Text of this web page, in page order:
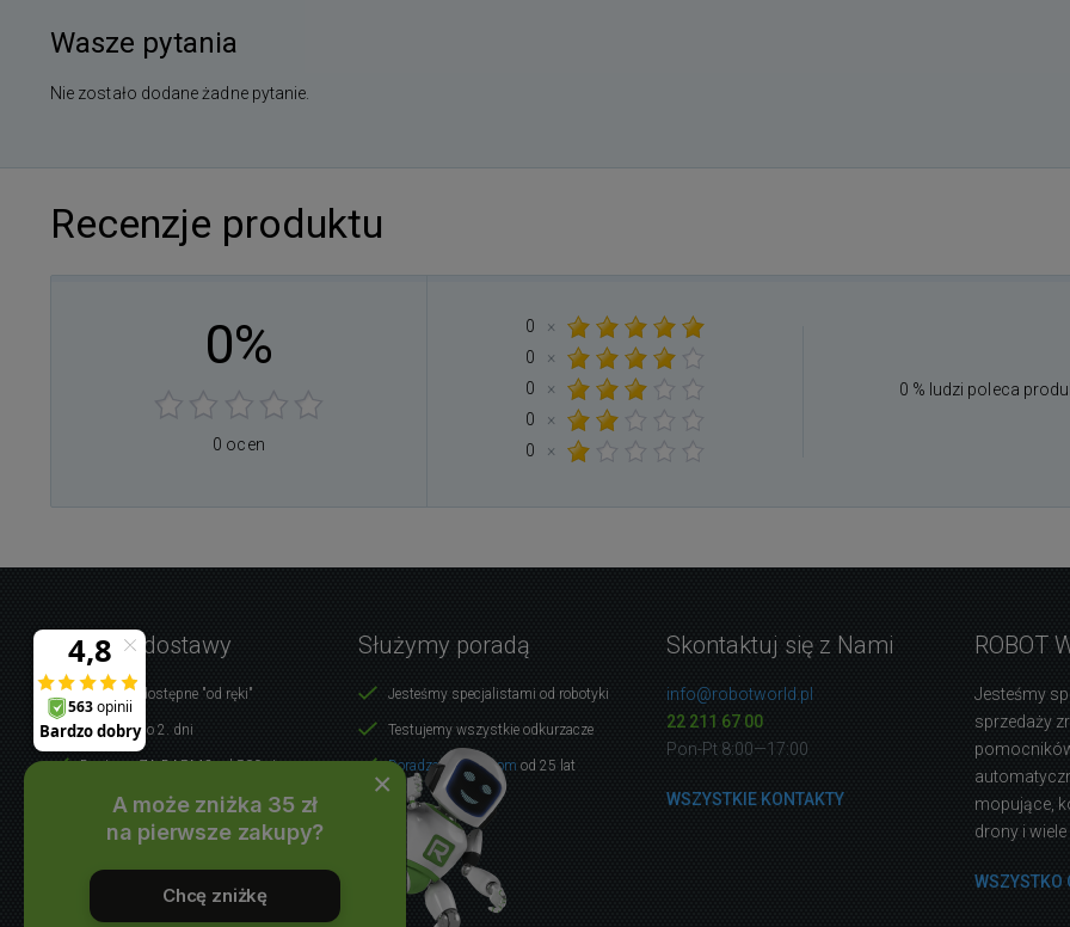
Wasze pytania
Nie zostało dodane żadne pytanie.
Recenzje produktu
0%
0 ocen
0
×
0
×
0
×
0
×
0
×
0 % ludzi poleca
Warunki dostawy
Produkty dostępne "od ręki"
Dostawa do 2. dni
Dostawa ZA DARMO od 500 zł
WSZYSTKO O ZAKUPACH
Służymy poradą
Jesteśmy specjalistami od robotyki
Testujemy wszystkie odkurzacze
Doradzamy klientom od 25 lat
Skontaktuj się z Nami
info@robotworld.pl
22 211 67 00
Pon-Pt 8:00—17:00
WSZYSTKIE KONTAKTY
ROBOT
Jesteśmy
sprzedaży
mopujące,
drony i
WSZYSTKO
×
A może zniżka 35 zł
na pierwsze zakupy?
Chcę zniżkę